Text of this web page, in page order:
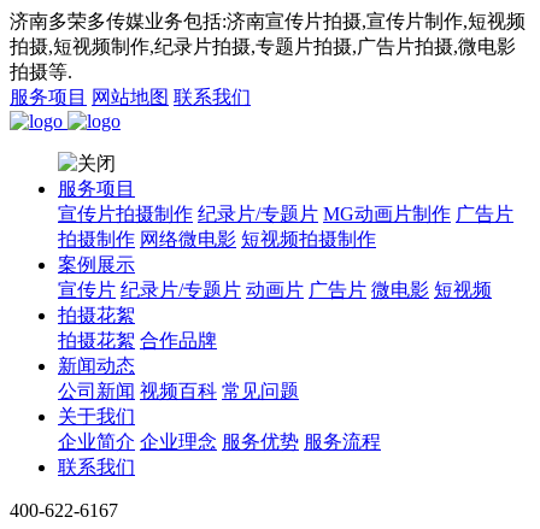
济南多荣多传媒业务包括:济南宣传片拍摄,宣传片制作,短视频
拍摄,短视频制作,纪录片拍摄,专题片拍摄,广告片拍摄,微电影
拍摄等.
服务项目 网站地图 联系我们
服务项目
宣传片拍摄制作 纪录片/专题片 MG动画片制作 广告片
拍摄制作 网络微电影 短视频拍摄制作
案例展示
宣传片 纪录片/专题片 动画片 广告片 微电影 短视频
拍摄花絮
拍摄花絮 合作品牌
新闻动态
公司新闻 视频百科 常见问题
关于我们
企业简介 企业理念 服务优势 服务流程
联系我们
400-622-6167